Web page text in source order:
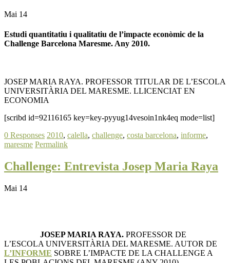
Mai 14
Estudi quantitatiu i qualitatiu de l’impacte econòmic de la
Challenge Barcelona Maresme. Any 2010.
JOSEP MARIA RAYA. PROFESSOR TITULAR DE L’ESCOLA
UNIVERSITÀRIA DEL MARESME. LLICENCIAT EN
ECONOMIA
[scribd id=92116165 key=key-pyyug14vesoin1nk4eq mode=list]
0 Responses 2010, calella, challenge, costa barcelona, informe,
maresme Permalink
Challenge: Entrevista Josep Maria Raya
Mai 14
JOSEP MARIA RAYA. PROFESSOR DE
L’ESCOLA UNIVERSITÀRIA DEL MARESME. AUTOR DE
L’INFORME SOBRE L’IMPACTE DE LA CHALLENGE A